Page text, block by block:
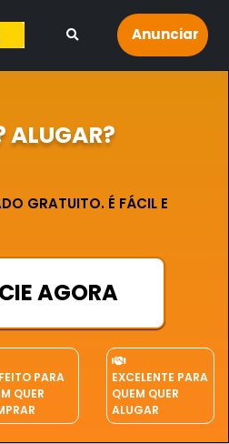
Anunciar
ALUGAR?
GRATUITO. É FÁCIL E
AGORA
PARA
QUER
EXCELENTE PARA
QUEM QUER
ALUGAR